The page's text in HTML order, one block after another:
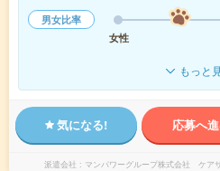
男女比率
女性
もっと
気になる! 応募へ
派遣会社 マンパワーグループ株式会社 ケア